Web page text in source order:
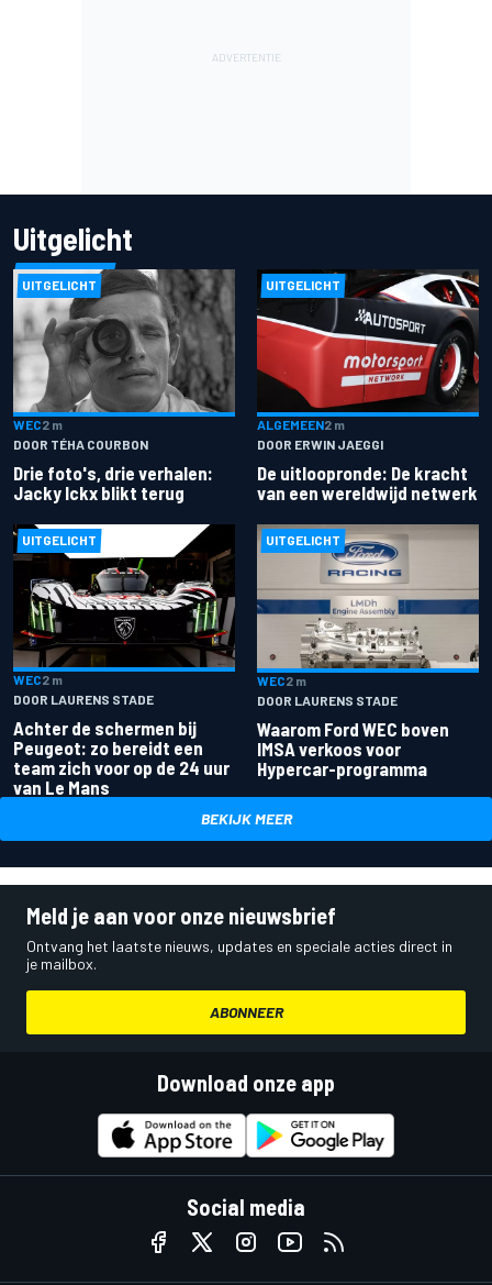
Uitgelicht
UITGELICHT
WEC2 m
DOOR TÉHA COURBON
Drie foto's, drie verhalen:
Jacky Ickx blikt terug
UITGELICHT
ALGEMEEN2 m
DOOR ERWIN JAEGGI
De uitloopronde: De kracht
van een wereldwijd netwerk
UITGELICHT
WEC2 m
DOOR LAURENS STADE
Achter de schermen bij
Peugeot: zo bereidt een
team zich voor op de 24 uur
van Le Mans
UITGELICHT
WEC2 m
DOOR LAURENS STADE
Waarom Ford WEC boven
IMSA verkoos voor
Hypercar-programma
BEKIJK MEER
Meld je aan voor onze nieuwsbrief
Ontvang het laatste nieuws, updates en speciale acties direct in
je mailbox.
ABONNEER
Download onze app
Social media